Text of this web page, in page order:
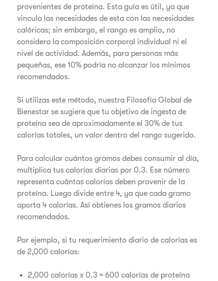
provenientes de proteína. Esta guía es útil, ya que
vincula las necesidades de esta con las necesidades
calóricas; sin embargo, el rango es amplio, no
considera la composición corporal individual ni el
nivel de actividad. Además, para personas más
pequeñas, ese 10% podría no alcanzar los mínimos
recomendados.
Si utilizas este método, nuestra Filosofía Global de
Bienestar se sugiere que tu objetivo de ingesta de
proteína sea de aproximadamente el 30% de tus
calorías totales, un valor dentro del rango sugerido.
Para calcular cuántos gramos debes consumir al día,
multiplica tus calorías diarias por 0.3. Ese número
representa cuántas calorías deben provenir de la
proteína. Luego divide entre 4, ya que cada gramo
aporta 4 calorías. Así obtienes los gramos diarios
recomendados.
Por ejemplo, si tu requerimiento diario de calorías es
de 2,000 calorías:
2,000 calorías x 0.3 = 600 calorías de proteína